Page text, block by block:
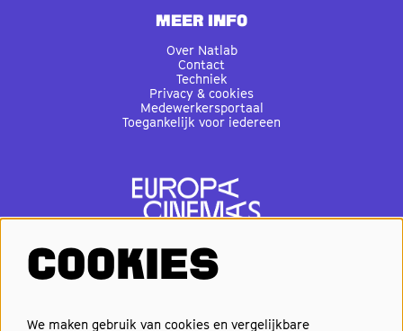
MEER INFO
Over Natlab
Contact
Techniek
Privacy & cookies
Medewerkersportaal
Toegankelijk voor iedereen
COOKIES
We maken gebruik van cookies en vergelijkbare